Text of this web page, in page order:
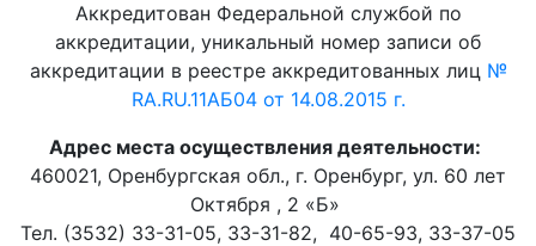
Аккредитован Федеральной службой по
аккредитации, уникальный номер записи об
аккредитации в реестре аккредитованных лиц №
RA.RU.11АБ04 от 14.08.2015 г.
Адрес места осуществления деятельности:
460021, Оренбургская обл., г. Оренбург, ул. 60 лет
Октября , 2 «Б»
Тел. (3532) 33-31-05, 33-31-82, 40-65-93, 33-37-05